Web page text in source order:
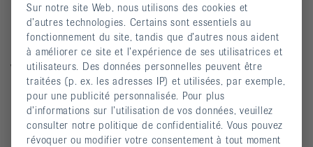
Prévention des chutes
Publications
Vidéos
Lettre d’information
Moyens auxiliaires
Sur notre site Web, nous utilisons des cookies et
d’autres technologies. Certains sont essentiels au
fonctionnement du site, tandis que d’autres nous aident
à améliorer ce site et l’expérience de ses utilisatrices et
utilisateurs. Des données personnelles peuvent être
traitées (p. ex. les adresses IP) et utilisées, par exemple,
pour une publicité personnalisée. Pour plus
d’informations sur l’utilisation de vos données, veuillez
consulter notre politique de confidentialité. Vous pouvez
révoquer ou modifier votre consentement à tout moment